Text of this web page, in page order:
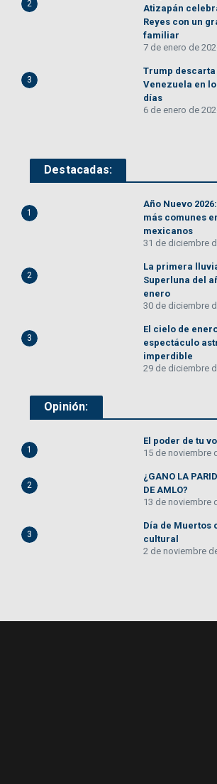
2
Atizapán
Reyes con un
familiar
7 de enero de
3
Trump
Venezuela en
días
6 de enero de
Destacadas:
1
Año Nuevo
más comunes
mexicanos
31 de diciembre
2
La primera
Superluna del
enero
30 de diciembre
3
El cielo de
espectáculo
imperdible
29 de diciembre
Opinión:
1
El poder de tu
15 de noviembre
2
¿GANO LA
DE AMLO?
13 de noviembre
3
Día de Muertos
cultural
2 de noviembre